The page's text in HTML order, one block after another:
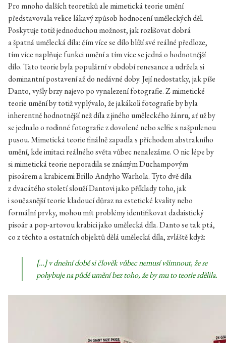
Pro mnoho dalších teoretiků ale mimetická teorie umění
představovala velice lákavý způsob hodnocení uměleckých děl.
Poskytuje totiž jednoduchou možnost, jak rozlišovat dobrá
a špatná umělecká díla: čím více se dílo blíží své reálné předloze,
tím více naplňuje funkci umění a tím více se jedná o hodnotnější
dílo. Tato teorie byla populární v období renesance a udržela si
dominantní postavení až do nedávné doby. Její nedostatky, jak píše
Danto, vyšly brzy najevo po vynalezení fotografie. Z mimetické
teorie umění by totiž vyplývalo, že jakákoli fotografie by byla
inherentně hodnotnější než díla z jiného uměleckého žánru, ať už by
se jednalo o rodinné fotografie z dovolené nebo selfie s našpulenou
pusou. Mimetická teorie finálně zapadla s příchodem abstrakního
umění, kde imitaci reálného světa vůbec nenalezáme. O nic lépe by
si mimetická teorie neporadila se známým Duchampovým
pisoárem a krabicemi Brillo Andyho Warhola. Tyto dvě díla
z dvacátého století slouží Dantovi jako příklady toho, jak
i současnější teorie kladoucí důraz na estetické kvality nebo
formální prvky, mohou mít problémy identifikovat dadaistický
pisoár a pop-artovou krabici jako umělecká díla. Danto se tak ptá,
co z těchto a ostatních objektů dělá umělecká díla, zvláště když:
[…] v dnešní době si člověk vůbec nemusí všimnout, že se
pohybuje na půdě umění beztoho, že by mu to teorie sdělila.